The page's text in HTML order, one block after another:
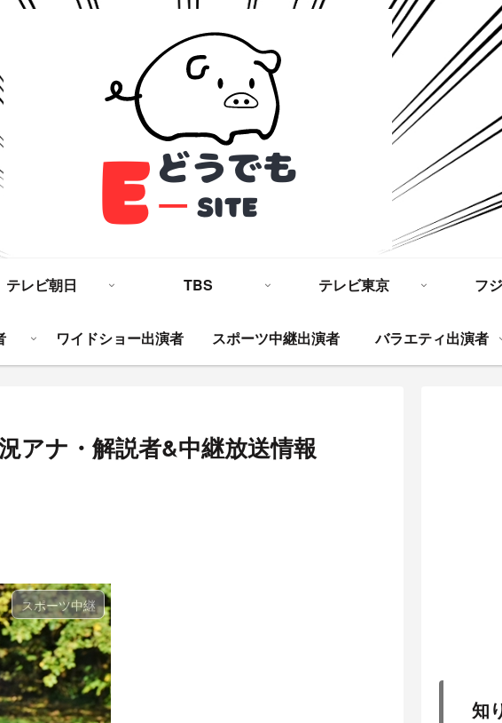
テレビ朝日 TBS テレビ東京 フ
ワイドショー出演者 スポーツ中継出演者 バラエティ出演者
アナ・解説者&中継放送情報
スポーツ中継
知